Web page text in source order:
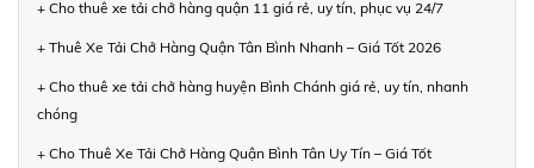
+ Cho thuê xe tải chở hàng quận 11 giá rẻ, uy tín, phục vụ 24/7
+ Thuê Xe Tải Chở Hàng Quận Tân Bình Nhanh – Giá Tốt 2026
+ Cho thuê xe tải chở hàng huyện Bình Chánh giá rẻ, uy tín, nhanh
chóng
+ Cho Thuê Xe Tải Chở Hàng Quận Bình Tân Uy Tín – Giá Tốt